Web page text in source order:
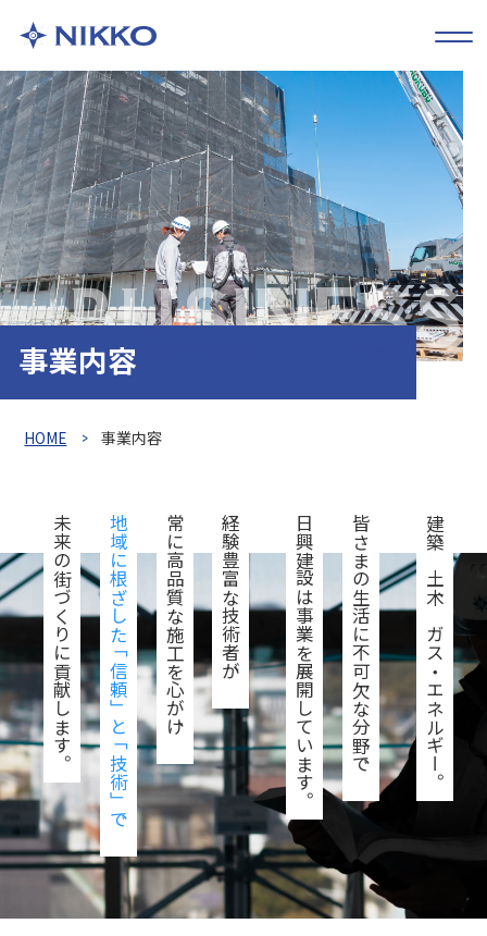
事業内容
BUSINESS
HOME 事業内容
建築、土木、ガス・エネルギー。
皆さまの生活に不可欠な分野で、
日興建設は事業を展開しています。
経験豊富な技術者が、
常に高品質な施工を心がけ、
地域に根ざした「信頼」と「技術」で、
未来の街づくりに貢献します。